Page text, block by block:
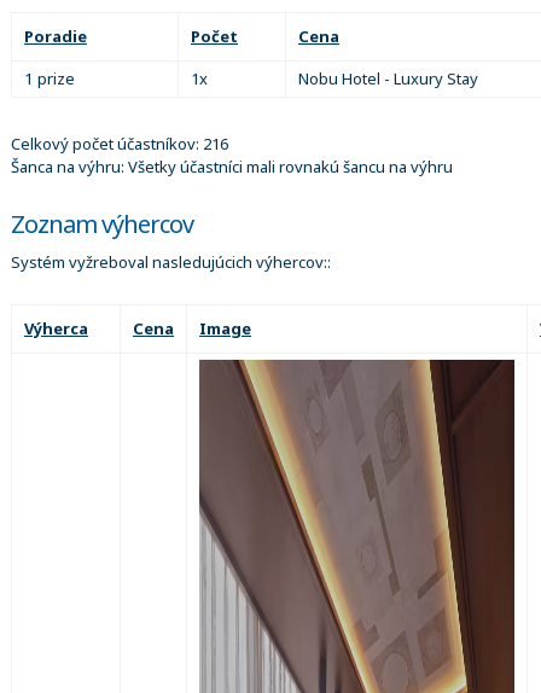
Poradie Počet
Cena
1 prize
1x Nobu Hotel - Luxury Stay
Celkový počet účastníkov: 216
Šanca na výhru: Všetky účastníci mali rovnakú šancu na výhru
Zoznam výhercov
Systém vyžreboval nasledujúcich výhercov::
Výherca Cena Image